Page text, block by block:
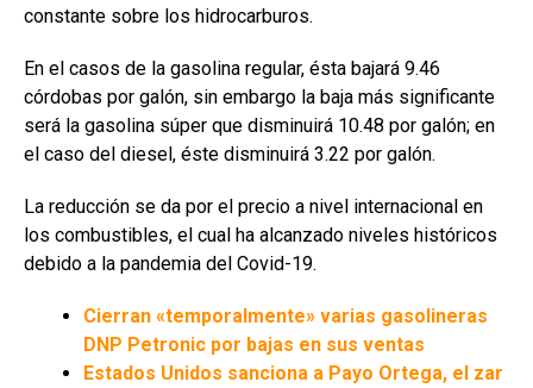
constante sobre los hidrocarburos.
En el casos de la gasolina regular, ésta bajará 9.46
córdobas por galón, sin embargo la baja más significante
será la gasolina súper que disminuirá 10.48 por galón; en
el caso del diesel, éste disminuirá 3.22 por galón.
La reducción se da por el precio a nivel internacional en
los combustibles, el cual ha alcanzado niveles históricos
debido a la pandemia del Covid-19.
Cierran «temporalmente» varias gasolineras
DNP Petronic por bajas en sus ventas
Estados Unidos sanciona a Payo Ortega, el zar